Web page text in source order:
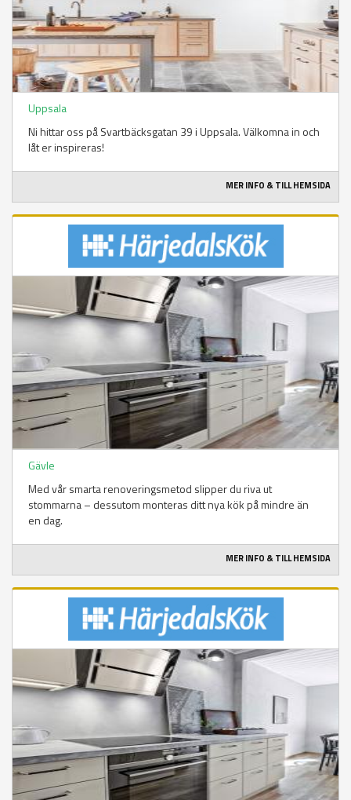
Uppsala
Ni hittar oss på Svartbäcksgatan 39 i Uppsala. Välkomna in och
låt er inspireras!
MER INFO & TILL HEMSIDA
Gävle
Med vår smarta renoveringsmetod slipper du riva ut
stommarna – dessutom monteras ditt nya kök på mindre än
en dag.
MER INFO & TILL HEMSIDA